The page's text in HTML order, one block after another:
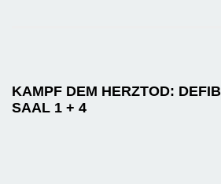
KAMPF DEM HERZTOD:
SAAL 1 + 4